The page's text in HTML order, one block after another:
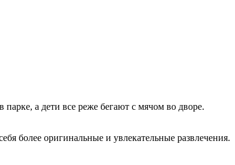
а дети все реже бегают с мячом во дворе.
более оригинальные и увлекательные развлечения.